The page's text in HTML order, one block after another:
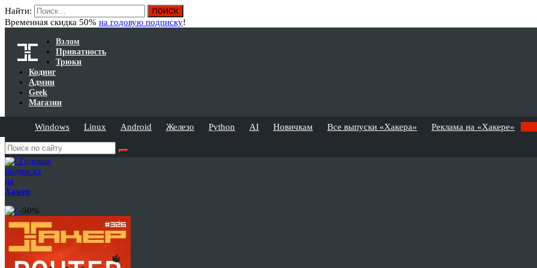
Найти:
Временная скидка 50% на годовую подписку!
Взлом
Приватность
Трюки
Кодинг
Админ
Geek
Магазин
Windows Linux Android Железо Python AI Новичкам Все выпуски «Хакера» Реклама на «Хакере»
Годовая
подписка
на
Хакер
-50%